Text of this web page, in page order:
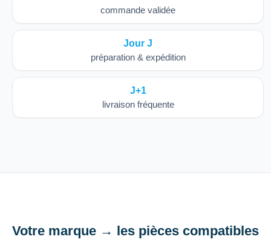
commande validée
Jour J
préparation & expédition
J+1
livraison fréquente
Votre marque → les pièces compatibles